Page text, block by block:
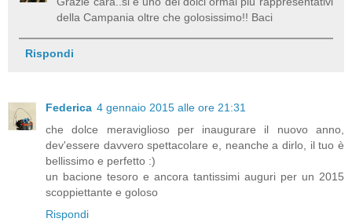
della Campania oltre che golosissimo!! Baci
Rispondi
Federica 4 gennaio 2015 alle ore 21:31
che dolce meraviglioso per inaugurare il nuovo anno,
dev'essere davvero spettacolare e, neanche a dirlo, il tuo è
bellissimo e perfetto :)
un bacione tesoro e ancora tantissimi auguri per un 2015
scoppiettante e goloso
Rispondi